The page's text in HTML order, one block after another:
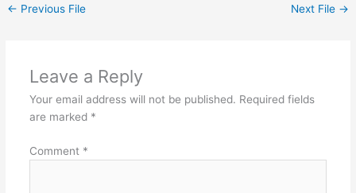
← Previous File Next File →
Leave a Reply
Your email address will not be published. Required fields
are marked *
Comment *